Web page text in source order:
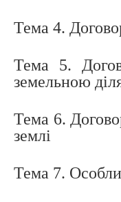
Тема 4.
Тема 5.
земельною
Тема 6.
землі
Тема 7.